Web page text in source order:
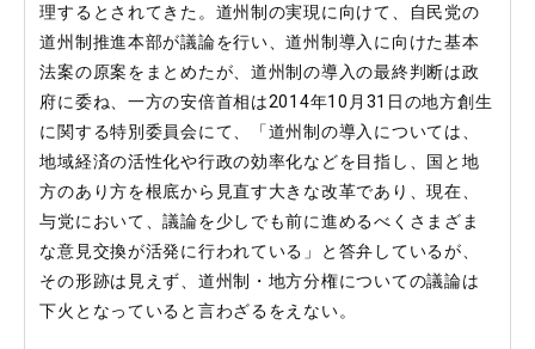
理するとされてきた。道州制の実現に向けて、自民党の
道州制推進本部が議論を行い、道州制導入に向けた基本
法案の原案をまとめたが、道州制の導入の最終判断は政
府に委ね、一方の安倍首相は2014年10月31日の地方創生
に関する特別委員会にて、「道州制の導入については、
地域経済の活性化や行政の効率化などを目指し、国と地
方のあり方を根底から見直す大きな改革であり、現在、
与党において、議論を少しでも前に進めるべくさまざま
な意見交換が活発に行われている」と答弁しているが、
その形跡は見えず、道州制・地方分権についての議論は
下火となっていると言わざるをえない。